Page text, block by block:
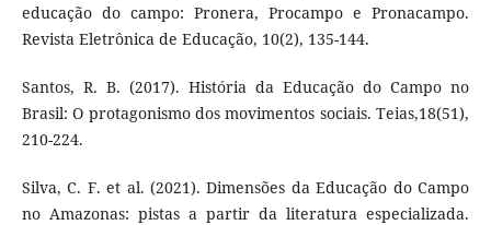
educação do campo: Pronera, Procampo e Pronacampo.
Revista Eletrônica de Educação, 10(2), 135-144.
Santos, R. B. (2017). História da Educação do Campo no
Brasil: O protagonismo dos movimentos sociais. Teias,18(51),
210-224.
Silva, C. F. et al. (2021). Dimensões da Educação do Campo
no Amazonas: pistas a partir da literatura especializada.